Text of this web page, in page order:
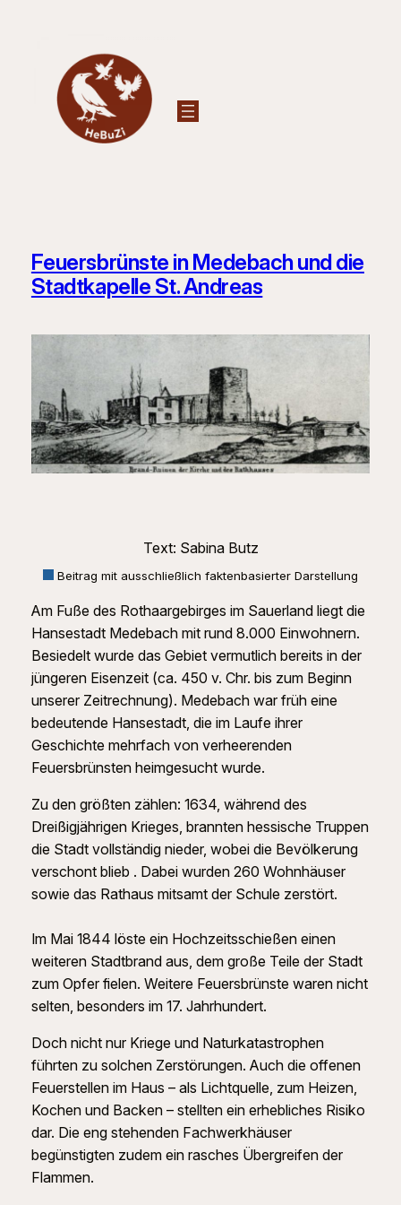
Feuersbrünste in Medebach und die
Stadtkapelle St. Andreas
Text: Sabina Butz
Beitrag mit ausschließlich faktenbasierter Darstellung
Am Fuße des Rothaargebirges im Sauerland liegt die
Hansestadt Medebach mit rund 8.000 Einwohnern.
Besiedelt wurde das Gebiet vermutlich bereits in der
jüngeren Eisenzeit (ca. 450 v. Chr. bis zum Beginn
unserer Zeitrechnung). Medebach war früh eine
bedeutende Hansestadt, die im Laufe ihrer
Geschichte mehrfach von verheerenden
Feuersbrünsten heimgesucht wurde.
Zu den größten zählen: 1634, während des
Dreißigjährigen Krieges, brannten hessische Truppen
die Stadt vollständig nieder, wobei die Bevölkerung
verschont blieb . Dabei wurden 260 Wohnhäuser
sowie das Rathaus mitsamt der Schule zerstört.
Im Mai 1844 löste ein Hochzeitsschießen einen
weiteren Stadtbrand aus, dem große Teile der Stadt
zum Opfer fielen. Weitere Feuersbrünste waren nicht
selten, besonders im 17. Jahrhundert.
Doch nicht nur Kriege und Naturkatastrophen
führten zu solchen Zerstörungen. Auch die offenen
Feuerstellen im Haus – als Lichtquelle, zum Heizen,
Kochen und Backen – stellten ein erhebliches Risiko
dar. Die eng stehenden Fachwerkhäuser
begünstigten zudem ein rasches Übergreifen der
Flammen.